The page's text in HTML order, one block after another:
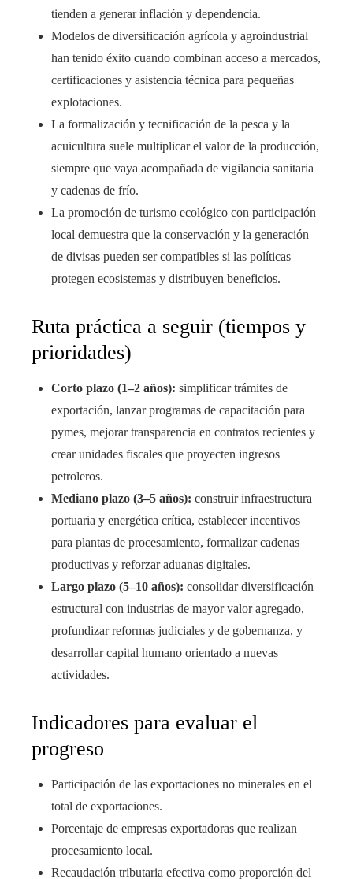
tienden a generar inflación y dependencia.
Modelos de diversificación agrícola y agroindustrial
han tenido éxito cuando combinan acceso a mercados,
certificaciones y asistencia técnica para pequeñas
explotaciones.
La formalización y tecnificación de la pesca y la
acuicultura suele multiplicar el valor de la producción,
siempre que vaya acompañada de vigilancia sanitaria
y cadenas de frío.
La promoción de turismo ecológico con participación
local demuestra que la conservación y la generación
de divisas pueden ser compatibles si las políticas
protegen ecosistemas y distribuyen beneficios.
Ruta práctica a seguir (tiempos y
prioridades)
Corto plazo (1–2 años): simplificar trámites de
exportación, lanzar programas de capacitación para
pymes, mejorar transparencia en contratos recientes y
crear unidades fiscales que proyecten ingresos
petroleros.
Mediano plazo (3–5 años): construir infraestructura
portuaria y energética crítica, establecer incentivos
para plantas de procesamiento, formalizar cadenas
productivas y reforzar aduanas digitales.
Largo plazo (5–10 años): consolidar diversificación
estructural con industrias de mayor valor agregado,
profundizar reformas judiciales y de gobernanza, y
desarrollar capital humano orientado a nuevas
actividades.
Indicadores para evaluar el
progreso
Participación de las exportaciones no minerales en el
total de exportaciones.
Porcentaje de empresas exportadoras que realizan
procesamiento local.
Recaudación tributaria efectiva como proporción del